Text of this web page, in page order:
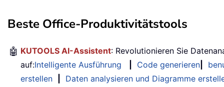
Beste Office-Produktivitätstools
🤖 KUTOOLS AI-Assistent: Revolutionieren Sie
auf:Intelligente Ausführung Code generieren
erstellen
Daten analysieren und Diagramme